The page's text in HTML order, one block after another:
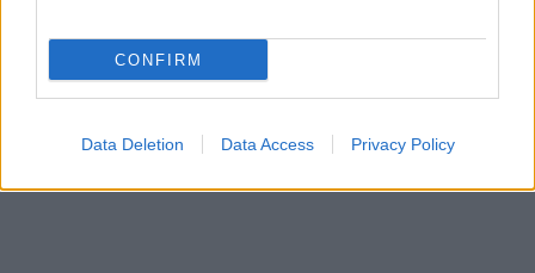
CONFIRM
Data Deletion Data Access Privacy Policy